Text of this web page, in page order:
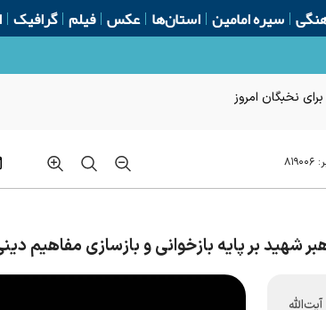
سیره امامین استان‌ها عکس فیلم گرافیک
نخبگان امروز
۸۱۹۰۰۶
شهید بر پایه بازخوانی و بازسازی مفاهیم